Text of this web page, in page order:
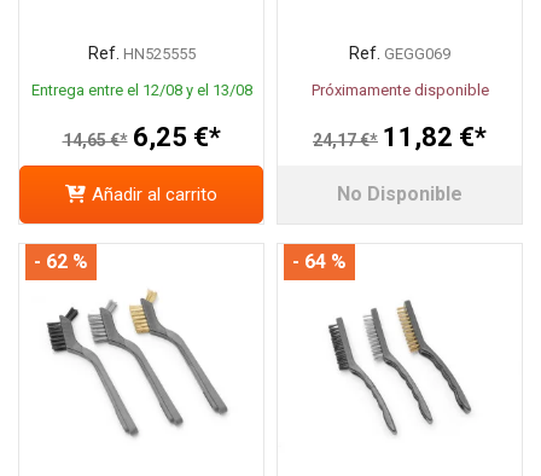
Ref. HN525555
Entrega entre el 12/08 y el 13/08
14,65 €* 6,25 €*
Añadir al carrito
Ref. GEGG069
Próximamente disponible
24,17 €* 11,82 €*
No Disponible
- 62 % - 64 %